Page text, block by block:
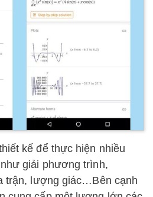
kế để thực hiện nhiều
giải phương trình,
trận, lượng giác…Bên cạnh